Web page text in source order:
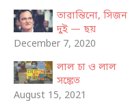
তারান্তিনো, সিজন
দুই — ছয়
December 7, 2020
লাল চা ও লাল
সঙ্কেত
August 15, 2021